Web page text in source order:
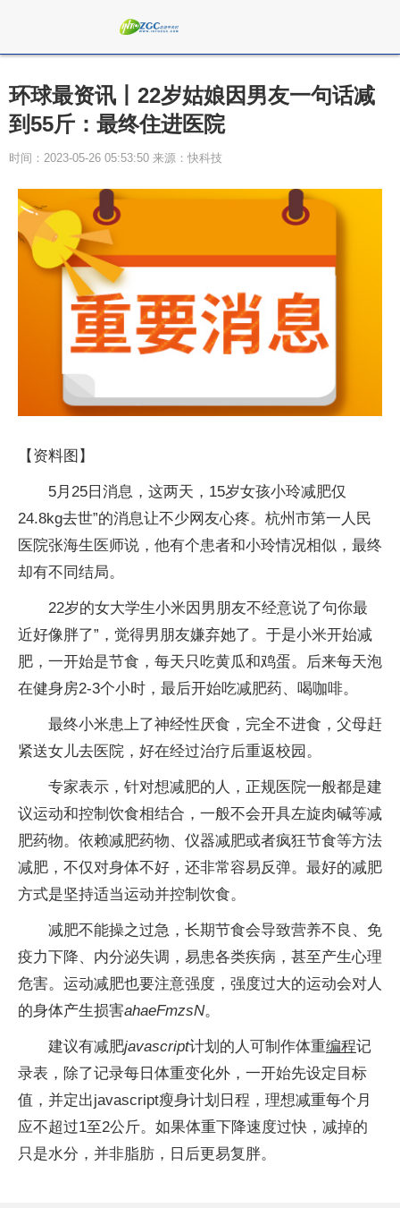
环球最资讯丨22岁姑娘因男友一句话减
到55斤：最终住进医院
时间：2023-05-26 05:53:50 来源：快科技
【资料图】
5月25日消息，这两天，15岁女孩小玲减肥仅
24.8kg去世”的消息让不少网友心疼。杭州市第一人民
医院张海生医师说，他有个患者和小玲情况相似，最终
却有不同结局。
22岁的女大学生小米因男朋友不经意说了句你最
近好像胖了”，觉得男朋友嫌弃她了。于是小米开始减
肥，一开始是节食，每天只吃黄瓜和鸡蛋。后来每天泡
在健身房2-3个小时，最后开始吃减肥药、喝咖啡。
最终小米患上了神经性厌食，完全不进食，父母赶
紧送女儿去医院，好在经过治疗后重返校园。
专家表示，针对想减肥的人，正规医院一般都是建
议运动和控制饮食相结合，一般不会开具左旋肉碱等减
肥药物。依赖减肥药物、仪器减肥或者疯狂节食等方法
减肥，不仅对身体不好，还非常容易反弹。最好的减肥
方式是坚持适当运动并控制饮食。
减肥不能操之过急，长期节食会导致营养不良、免
疫力下降、内分泌失调，易患各类疾病，甚至产生心理
危害。运动减肥也要注意强度，强度过大的运动会对人
的身体产生损害ahaeFmzsN。
建议有减肥javascript计划的人可制作体重编程记
录表，除了记录每日体重变化外，一开始先设定目标
值，并定出javascript瘦身计划日程，理想减重每个月
应不超过1至2公斤。如果体重下降速度过快，减掉的
只是水分，并非脂肪，日后更易复胖。